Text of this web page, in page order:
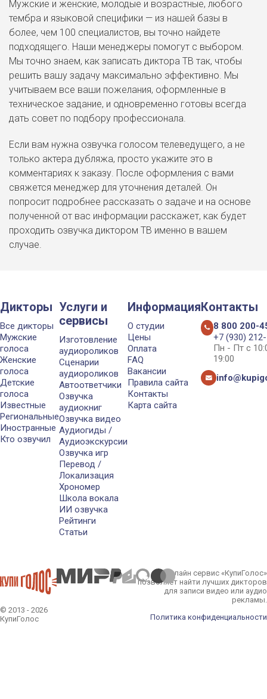
Мужские и женские, молодые и возрастные, любого
тембра и языковой специфики — из нашей базы в
более, чем 100 специалистов, вы точно найдете
подходящего. Наши менеджеры помогут с выбором.
Мы точно знаем, как записать диктора ТВ так, чтобы
решить вашу задачу максимально эффективно. Мы
учитываем все ваши пожелания, оформленные в
техническое задание, и одновременно готовы всегда
дать совет по подбору профессионала.
Если вам нужна озвучка голосом телеведущего, а не
только актера дубляжа, просто укажите это в
комментариях к заказу. После оформления с вами
свяжется менеджер для уточнения деталей. Он
попросит подробнее рассказать о задаче и на основе
полученной от вас информации расскажет, как будет
проходить озвучка диктором ТВ именно в вашем
случае.
Дикторы
Все дикторы
Мужские
голоса
Женские
голоса
Детские
голоса
Известные
Региональные
Иностранные
Кто озвучил
Услуги и
сервисы
Изготовление
аудиороликов
Сценарии
аудиороликов
Автоответчики
Озвучка
аудиокниг
Озвучка видео
Аудиогиды /
Аудиоэкскурсии
Озвучка игр
Перевод /
Локализация
Хрономер
Школа вокала
ИИ озвучка
Рейтинги
Статьи
Информация
О студии
Цены
Оплата
FAQ
Вакансии
Правила сайта
Контакты
Карта сайта
Контакты
8 800 200-
+7 (930)
Пн - Пт с
19:00
© 2013 - 2026
КупиГолос
Онлайн сервис «КупиГолос»
позволяет найти лучших дикторов
для записи видео или аудио
рекламы.
Политика конфиденциальности